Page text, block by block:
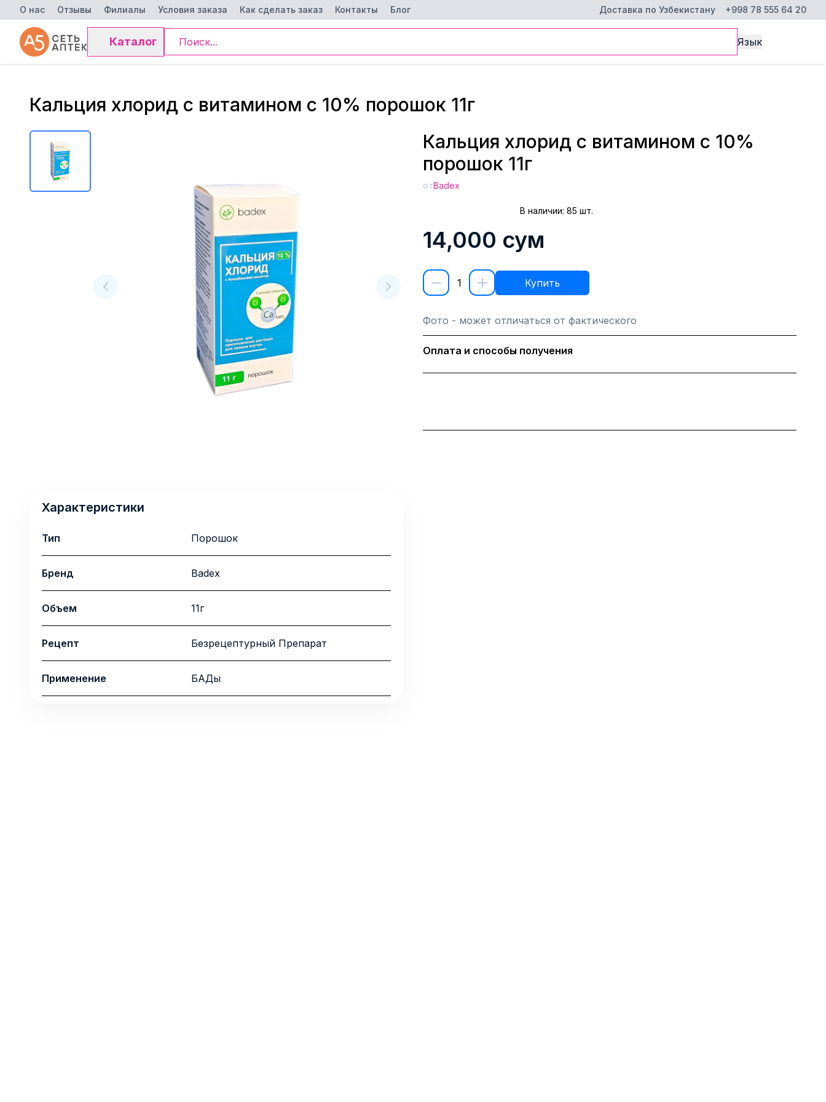
О нас Отзывы Филиалы Условия заказа Как сделать заказ Контакты Блог Доставка по Узбекистану +998 78 555 64 20
Каталог Язык
Кальция хлорид с витамином с 10% порошок 11г
Характеристики
Тип Порошок
Бренд Badex
Объем 11г
Рецепт Безрецептурный Препарат
Применение БАДы
Кальция хлорид с витамином с 10%
порошок 11г
отBadex
В наличии: 85 шт.
14,000 сум
1 Купить
Фото - может отличаться от фактического
Оплата и способы получения